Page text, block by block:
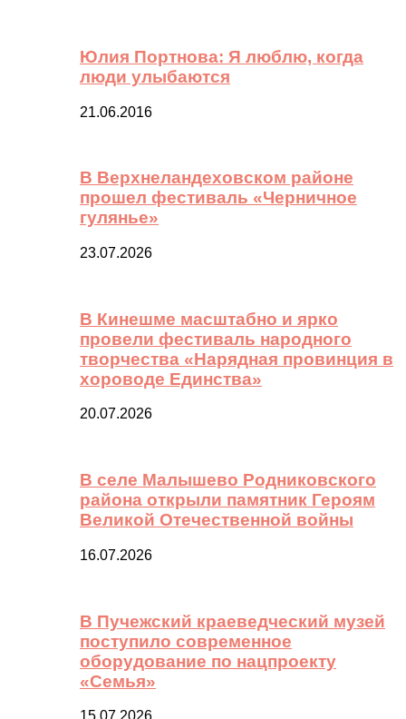
Юлия Портнова: Я люблю, когда
люди улыбаются
21.06.2016
В Верхнеландеховском районе
прошел фестиваль «Черничное
гулянье»
23.07.2026
В Кинешме масштабно и ярко
провели фестиваль народного
творчества «Нарядная провинция в
хороводе Единства»
20.07.2026
В селе Малышево Родниковского
района открыли памятник Героям
Великой Отечественной войны
16.07.2026
В Пучежский краеведческий музей
поступило современное
оборудование по нацпроекту
«Семья»